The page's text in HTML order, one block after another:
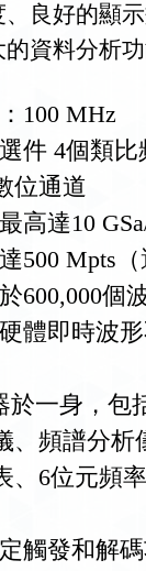
良好的顯
資料分析功
100 MHz
件 4個類
位通道
高達10
500 Mpts（
600,000個
體即時波
於一身，包
、頻譜分析
、6位元頻
觸發和解